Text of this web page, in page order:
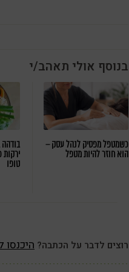
בנוסף אולי תאהב/י
כשמטפל מפסיק לנהל עסק –
הוא חוזר להיות מטפל
בודהה
טופו
רוצים לדבר על הכתבה? היכנסו